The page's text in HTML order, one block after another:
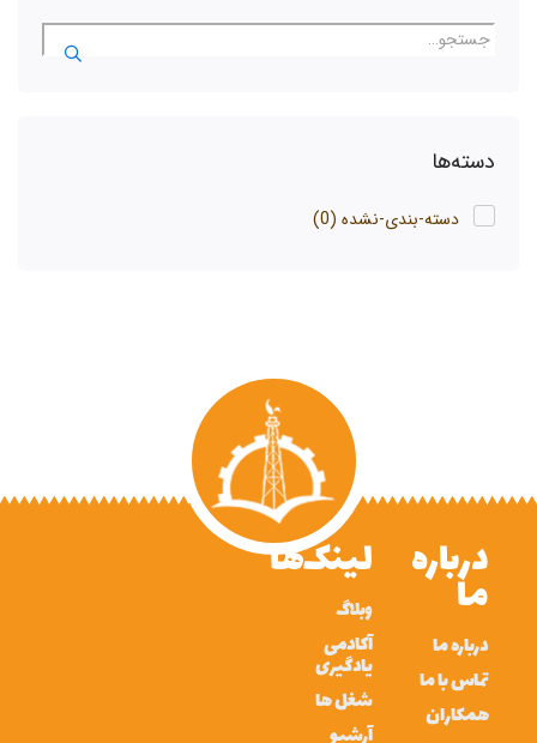
دسته‌ها
دسته-بندی-نشده (0)
درباره
ما
درباره ما
تماس با ما
همکاران
لینک‌ها
وبلاگ
آکادمی
یادگیری
شغل ها
آرشیو